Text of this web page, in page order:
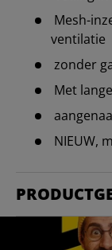
Mesh-
ventilatie
zonder
Met
NIEUW,